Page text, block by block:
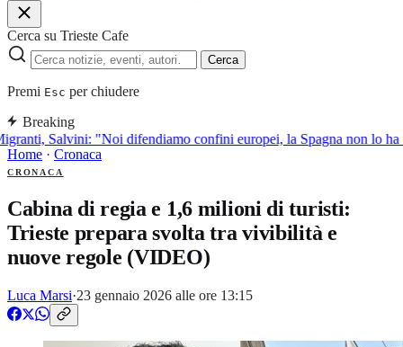
Cerca su Trieste Cafe
Cerca
Premi Esc per chiudere
Breaking
Salvini: "Noi difendiamo confini europei, la Spagna non lo
Home · Cronaca
CRONACA
Cabina di regia e 1,6 milioni di turisti:
Trieste prepara svolta tra vivibilità e
nuove regole (VIDEO)
Luca Marsi·23 gennaio 2026 alle ore 13:15